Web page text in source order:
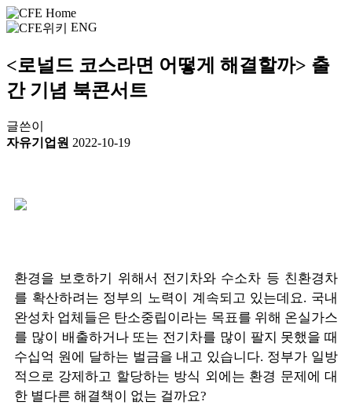
ENG
<로널드 코스라면 어떻게 해결할까> 출
간 기념 북콘서트
글쓴이
자유기업원 2022-10-19
환경을 보호하기 위해서 전기차와 수소차 등 친환경차
를 확산하려는 정부의 노력이 계속되고 있는데요. 국내
완성차 업체들은 탄소중립이라는 목표를 위해 온실가스
를 많이 배출하거나 또는 전기차를 많이 팔지 못했을 때
수십억 원에 달하는 벌금을 내고 있습니다. 정부가 일방
적으로 강제하고 할당하는 방식 외에는 환경 문제에 대
한 별다른 해결책이 없는 걸까요?